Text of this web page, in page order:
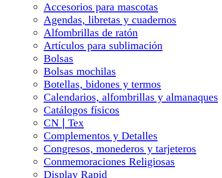
Accesorios para mascotas
Agendas, libretas y cuadernos
Alfombrillas de ratón
Artículos para sublimación
Bolsas
Bolsas mochilas
Botellas, bidones y termos
Calendarios, alfombrillas y almanaques
Catálogos físicos
CN❘Tex
Complementos y Detalles
Congresos, monederos y tarjeteros
Conmemoraciones Religiosas
Display Rapid